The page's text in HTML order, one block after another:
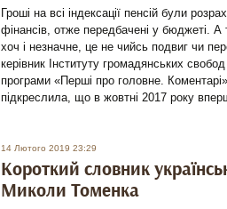
Гроші на всі індексації пенсій були
фінансів, отже передбачені у бюджеті.
хоч і незначне, це не чийсь подвиг чи
керівник Інституту громадянських
програми «Перші про головне.
підкреслила, що в жовтні 2017 року
14 Лютого 2019 23:29
Короткий словник
Миколи Томенка